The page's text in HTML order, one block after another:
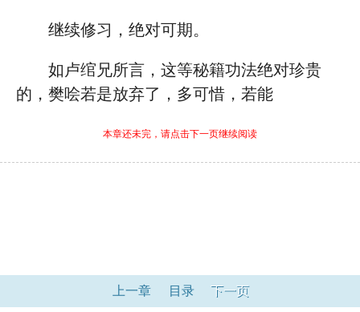
继续修习，绝对可期。
如卢绾兄所言，这等秘籍功法绝对珍贵
的，樊哙若是放弃了，多可惜，若能
本章还未完，请点击下一页继续阅读
上一章 目录 下一页